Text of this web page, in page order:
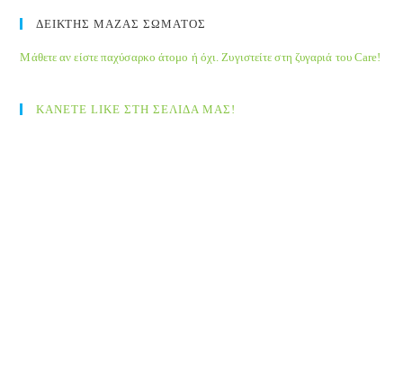
ΔΕΙΚΤΗΣ ΜΑΖΑΣ ΣΩΜΑΤΟΣ
Μάθετε αν είστε παχύσαρκο άτομο ή όχι. Ζυγιστείτε στη ζυγαριά του Care!
ΚΑΝΕΤΕ LIKE ΣΤΗ ΣΕΛΙΔΑ ΜΑΣ!